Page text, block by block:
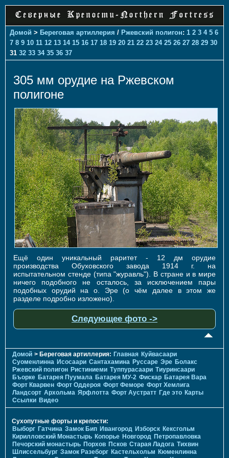
Домой > Береговая артиллерия / Ржевский полигон: 1 2 3 4 5 6
7 8 9 10 11 12 13 14 15 16 17 18 19 20 21 22 23 24 25 26 27 28 29 30
31 32 33 34 35 36 37
305 мм орудие на Ржевском
полигоне
Ещё один уникальный раритет - 12 дм орудие
производства Обуховского завода 1914 г. на
испытательном стенде (типа "журавль"). В стране и в мире
ничего подобного не осталось, за исключением пары
подобных орудий на о. Эре (о чём далее в этом же
разделе подробно изложено).
Следующее фото ->
Домой > Береговая артиллерия: Главная Куйвасаари
Суоменлиннa Исосаари Сантахамина Руссаре Эре Болакс
Ржевский полигон Ристиниеми Туппурасаари Тиуринсаари
Бъорке Батарея Пуумала Батарея МУ-2 Фискар Батарея Вара
Форт Кварвен Форт Оддероя Форт Феморе Форт Хемлига
Ландсорт Архольма Ярфлотта Форт Аустратт Где это Карты
Ссылки Видео
Сухопутные форты и крепости:
Выборг Гатчина Замок Бип Ивангород Изборск Кексгольм
Кирилловский Монастырь Копорье Новгород Петропавловка
Печорcкий монастырь Порхов Псков Старая Ладога Тихвин
Шлиссельбург Замок Разеборг Кастельхольм Кюменлинна